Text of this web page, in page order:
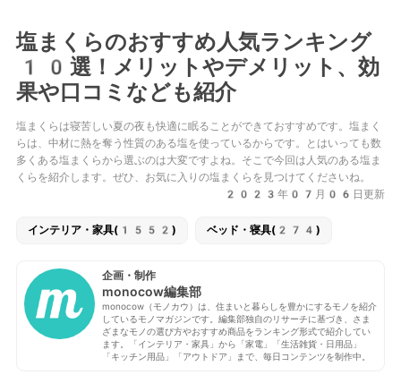
塩まくらのおすすめ人気ランキング
10選！メリットやデメリット、効
果や口コミなども紹介
塩まくらは寝苦しい夏の夜も快適に眠ることができておすすめです。塩まく
らは、中材に熱を奪う性質のある塩を使っているからです。とはいっても数
多くある塩まくらから選ぶのは大変ですよね。そこで今回は人気のある塩ま
くらを紹介します。ぜひ、お気に入りの塩まくらを見つけてくださいね。
2023年07月06日更新
インテリア・家具(1552) ベッド・寝具(274)
企画・制作
monocow編集部
monocow（モノカウ）は、住まいと暮らしを豊かにするモノを紹介
しているモノマガジンです。編集部独自のリサーチに基づき、さま
ざまなモノの選び方やおすすめ商品をランキング形式で紹介してい
ます。「インテリア・家具」から「家電」「生活雑貨・日用品」
「キッチン用品」「アウトドア」まで、毎日コンテンツを制作中。